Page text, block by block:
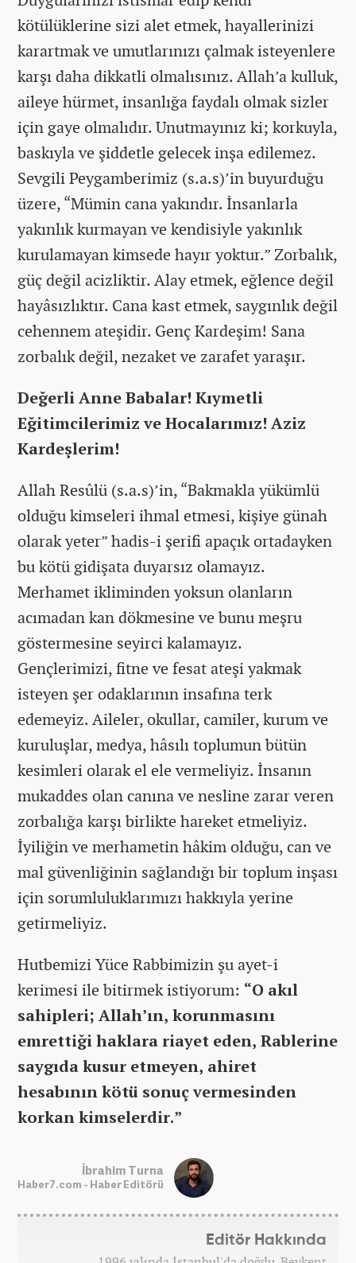
kötülüklerine sizi alet etmek, hayallerinizi
karartmak ve umutlarınızı çalmak isteyenlere
karşı daha dikkatli olmalısınız. Allah’a kulluk,
aileye hürmet, insanlığa faydalı olmak sizler
için gaye olmalıdır. Unutmayınız ki; korkuyla,
baskıyla ve şiddetle gelecek inşa edilemez.
Sevgili Peygamberimiz (s.a.s)’in buyurduğu
üzere, “Mümin cana yakındır. İnsanlarla
yakınlık kurmayan ve kendisiyle yakınlık
kurulamayan kimsede hayır yoktur.” Zorbalık,
güç değil acizliktir. Alay etmek, eğlence değil
hayâsızlıktır. Cana kast etmek, saygınlık değil
cehennem ateşidir. Genç Kardeşim! Sana
zorbalık değil, nezaket ve zarafet yaraşır.
Değerli Anne Babalar! Kıymetli
Eğitimcilerimiz ve Hocalarımız! Aziz
Kardeşlerim!
Allah Resûlü (s.a.s)’in, “Bakmakla yükümlü
olduğu kimseleri ihmal etmesi, kişiye günah
olarak yeter” hadis-i şerifi apaçık ortadayken
bu kötü gidişata duyarsız olamayız.
Merhamet ikliminden yoksun olanların
acımadan kan dökmesine ve bunu meşru
göstermesine seyirci kalamayız.
Gençlerimizi, fitne ve fesat ateşi yakmak
isteyen şer odaklarının insafına terk
edemeyiz. Aileler, okullar, camiler, kurum ve
kuruluşlar, medya, hâsılı toplumun bütün
kesimleri olarak el ele vermeliyiz. İnsanın
mukaddes olan canına ve nesline zarar veren
zorbalığa karşı birlikte hareket etmeliyiz.
İyiliğin ve merhametin hâkim olduğu, can ve
mal güvenliğinin sağlandığı bir toplum inşası
için sorumluluklarımızı hakkıyla yerine
getirmeliyiz.
Hutbemizi Yüce Rabbimizin şu ayet-i
kerimesi ile bitirmek istiyorum: “O akıl
sahipleri; Allah’ın, korunmasını
emrettiği haklara riayet eden, Rablerine
saygıda kusur etmeyen, ahiret
hesabının kötü sonuç vermesinden
korkan kimselerdir.”
İbrahim Turna
Haber7.com - Haber Editörü
Editör Hakkında